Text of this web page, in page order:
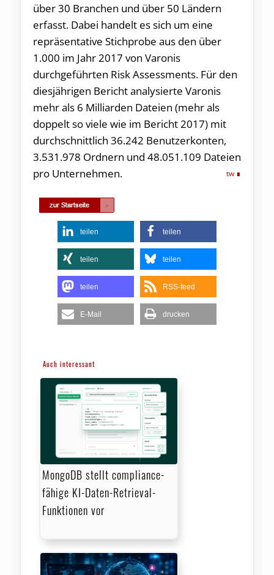
über 30 Branchen und über 50 Ländern
erfasst. Dabei handelt es sich um eine
repräsentative Stichprobe aus den über
1.000 im Jahr 2017 von Varonis
durchgeführten Risk Assessments. Für den
diesjährigen Bericht analysierte Varonis
mehr als 6 Milliarden Dateien (mehr als
doppelt so viele wie im Bericht 2017) mit
durchschnittlich 36.242 Benutzerkonten,
3.531.978 Ordnern und 48.051.109 Dateien
pro Unternehmen.
tw
teilen teilen
teilen teilen
teilen RSS-feed
E-Mail drucken
Auch interessant
MongoDB stellt compliance-
fähige KI-Daten-Retrieval-
Funktionen vor